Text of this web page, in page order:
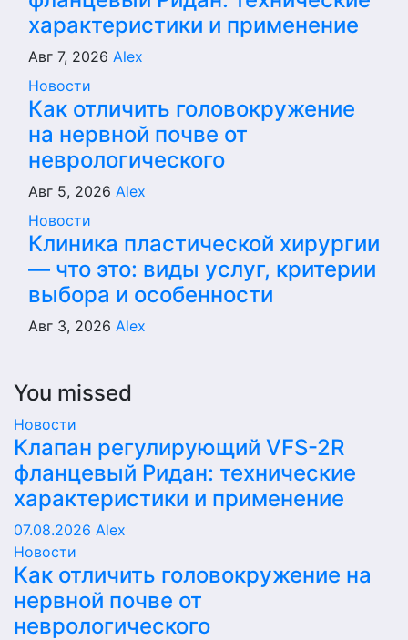
характеристики и применение
Авг 7, 2026 Alex
Новости
Как отличить головокружение
на нервной почве от
неврологического
Авг 5, 2026 Alex
Новости
Клиника пластической хирургии
— что это: виды услуг, критерии
выбора и особенности
Авг 3, 2026 Alex
You missed
Новости
Клапан регулирующий VFS-2R
фланцевый Ридан: технические
характеристики и применение
07.08.2026 Alex
Новости
Как отличить головокружение на
нервной почве от
неврологического